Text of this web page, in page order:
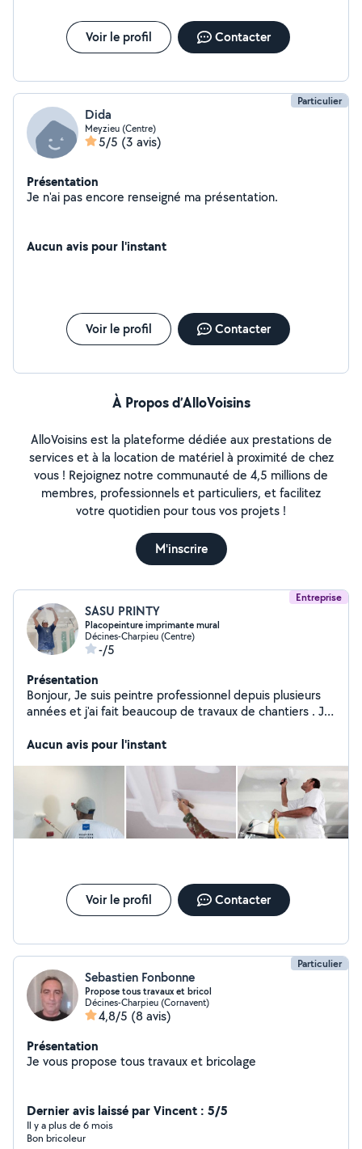
Voir le profil Contacter
Particulier
Dida
Meyzieu (Centre)
5/5 (3 avis)
Présentation
Je n'ai pas encore renseigné ma présentation.
Aucun avis pour l'instant
Voir le profil Contacter
À Propos d’AlloVoisins
AlloVoisins est la plateforme dédiée aux prestations de
services et à la location de matériel à proximité de chez
vous ! Rejoignez notre communauté de 4,5 millions de
membres, professionnels et particuliers, et facilitez
votre quotidien pour tous vos projets !
M'inscrire
Entreprise
SASU PRINTY
Placopeinture imprimante mural
Décines-Charpieu (Centre)
-/5
Présentation
Bonjour, Je suis peintre professionnel depuis plusieurs
années et j'ai fait beaucoup de travaux de chantiers . Je
démontage de meubles - pose de sol stratifié -
contacter si vous avez besoin.
Aucun avis pour l'instant
Voir le profil Contacter
Particulier
Sebastien Fonbonne
Propose tous travaux et bricol
Décines-Charpieu (Cornavent)
4,8/5 (8 avis)
Présentation
Je vous propose tous travaux et bricolage
Dernier avis laissé par Vincent : 5/5
Il y a plus de 6 mois
Bon bricoleur